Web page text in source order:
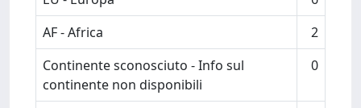
AF - Africa
2
Continente sconosciuto - Info sul
continente non disponibili
0